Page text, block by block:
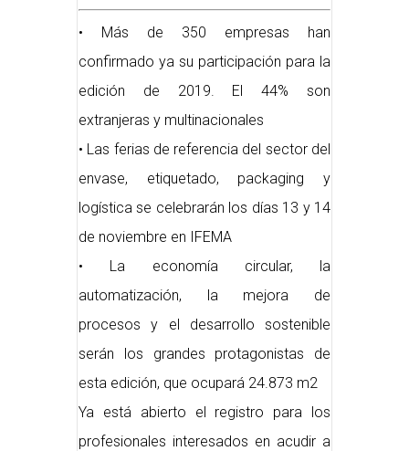
• Más de 350 empresas han
confirmado ya su participación para la
edición de 2019. El 44% son
extranjeras y multinacionales
• Las ferias de referencia del sector del
envase, etiquetado, packaging y
logística se celebrarán los días 13 y 14
de noviembre en IFEMA
• La economía circular, la
automatización, la mejora de
procesos y el desarrollo sostenible
serán los grandes protagonistas de
esta edición, que ocupará 24.873 m2
Ya está abierto el registro para los
profesionales interesados en acudir a